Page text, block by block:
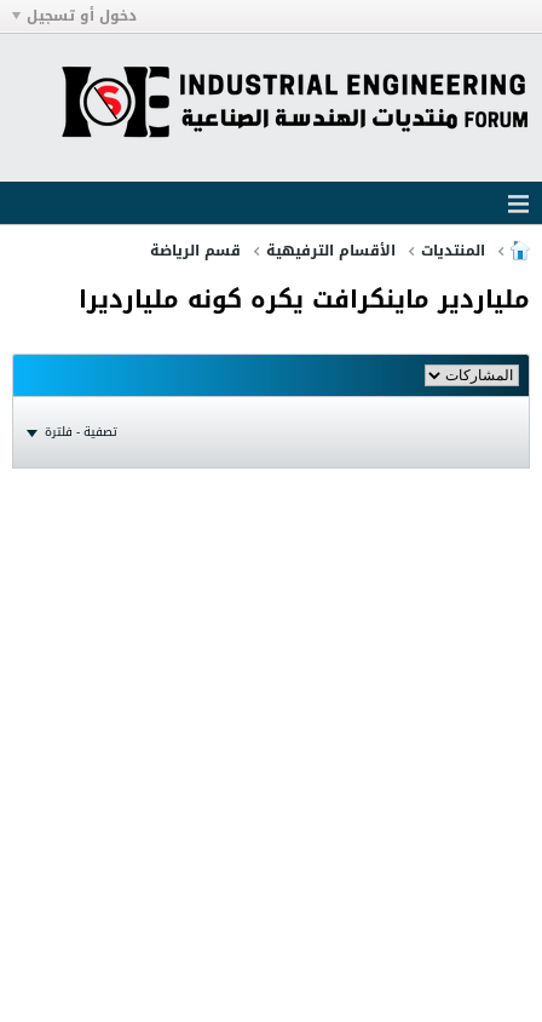
دخول أو تسجيل
المنتديات الأقسام الترفيهية قسم الرياضة
ملياردير ماينكرافت يكره كونه مليارديرا
تصفية - فلترة